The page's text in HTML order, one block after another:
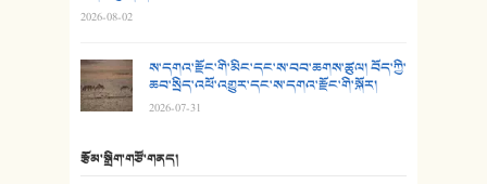
30. སི་ལིང་འབྲི་མོ། - ཕན་ཐོག
31. ཕ་ཡུལ་ཡར་ཀླུང་།
32. ཨ་མ།
2026-08-02
ས་དགའ་རྫོང་གི་མིང་དང་ས་བབ་ཆགས་ཚུལ། བོད་ཀྱི་
ཆབ་སྲིད་འཕོ་འགྱུར་དང་ས་དགའ་རྫོང་གི་སྐོར།
2026-07-31
རྩོམ་སྒྲིག་གཙོ་གནད།